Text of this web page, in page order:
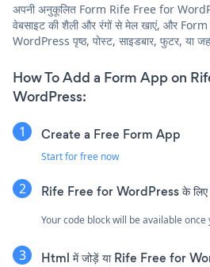
अपनी अनुकूलित Form Rife Free for
वेबसाइट की शैली और रंगों से मेल खाएं, और
WordPress पृष्ठ, पोस्ट, साइडबार, फुटर, या
How To Add a Form App on
WordPress:
Create a Free Form App
Start for free now
Rife Free for WordPress के लिए
Your code block will be available
Html में जोड़ें या Rife Free for